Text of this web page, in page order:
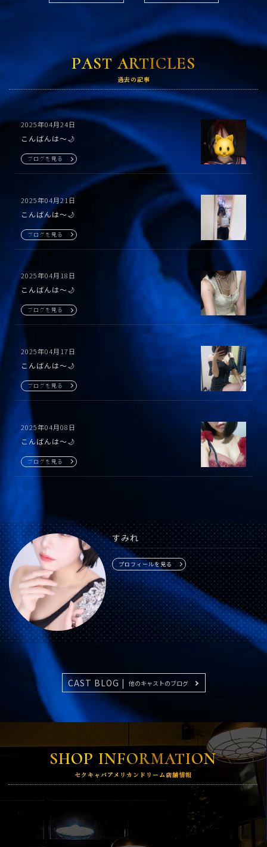
PAST ARTICLES
過去の記事
2025年04月24日
こんばんは〜🌙
ブログを見る
2025年04月21日
こんばんは〜🌙
ブログを見る
2025年04月18日
こんばんは〜🌙
ブログを見る
2025年04月17日
こんばんは〜🌙
ブログを見る
2025年04月08日
こんばんは〜🌙
ブログを見る
すみれ
プロフィールを見る
CAST BLOG | 他のキャストのブログ
SHOP INFORMATION
セクキャバアメリカンドリーム店舗情報